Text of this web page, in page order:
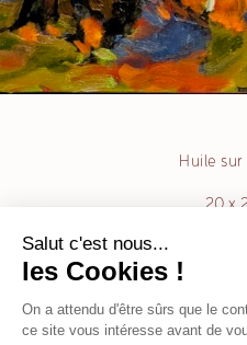
Huile
20 x
Muriel Chazalon